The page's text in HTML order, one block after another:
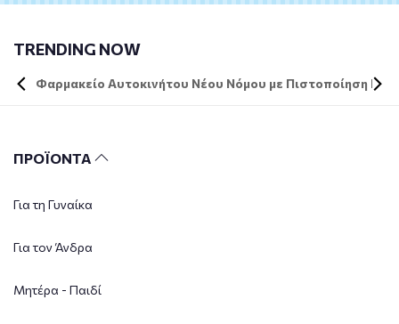
TRENDING NOW
Φαρμακείο Αυτοκινήτου Νέου Νόμου με Πιστοποίηση DIN
ΠΡΟΪΟΝΤΑ
Για τη Γυναίκα
Για τον Άνδρα
Μητέρα - Παιδί